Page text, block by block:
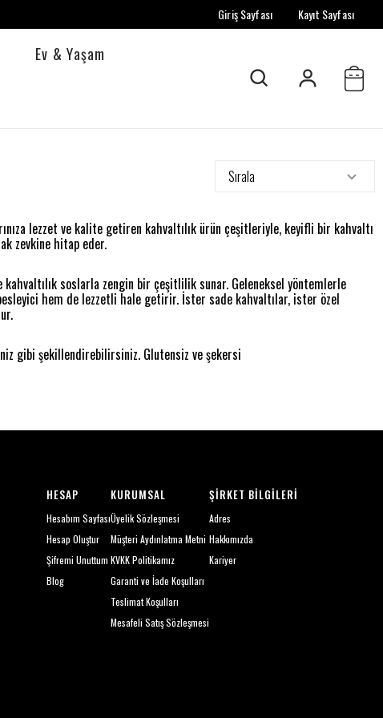
Giriş Sayfası Kayıt Sayfası
Ev & Yaşam
Sırala
lezzet ve kalite getiren kahvaltılık ürün çeşitleriyle, keyifli bir kahvaltı
zevkine hitap eder.
soslarla zengin bir çeşitlilik sunar. Geleneksel yöntemlerle
hem de lezzetli hale getirir. İster sade kahvaltılar, ister özel
gibi şekillendirebilirsiniz. Glutensiz ve şekersi
HESAP
Hesabım Sayfası
Hesap Oluştur
Şifremi Unuttum
Blog
KURUMSAL
Üyelik Sözleşmesi
Müşteri Aydınlatma Metni
KVKK Politikamız
Garanti ve İade Koşulları
Teslimat Koşulları
Mesafeli Satış Sözleşmesi
ŞIRKET BILGILERI
Adres
Hakkımızda
Kariyer